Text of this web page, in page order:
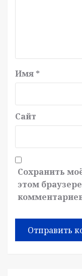
Имя *
Сайт
Сохранить
этом